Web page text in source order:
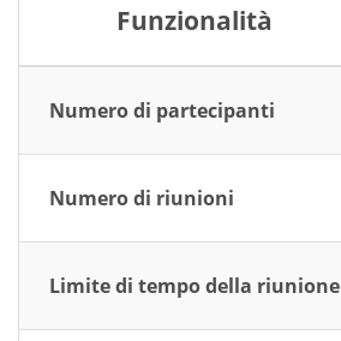
Funzionalità
Numero di partecipanti
Numero di riunioni
Limite di tempo della riunione